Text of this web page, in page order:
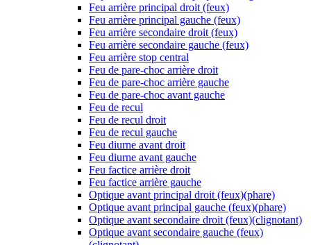
Feu arrière principal droit (feux)
Feu arrière principal gauche (feux)
Feu arrière secondaire droit (feux)
Feu arrière secondaire gauche (feux)
Feu arrière stop central
Feu de pare-choc arrière droit
Feu de pare-choc arrière gauche
Feu de pare-choc avant gauche
Feu de recul
Feu de recul droit
Feu de recul gauche
Feu diurne avant droit
Feu diurne avant gauche
Feu factice arrière droit
Feu factice arrière gauche
Optique avant principal droit (feux)(phare)
Optique avant principal gauche (feux)(phare)
Optique avant secondaire droit (feux)(clignotant)
Optique avant secondaire gauche (feux)